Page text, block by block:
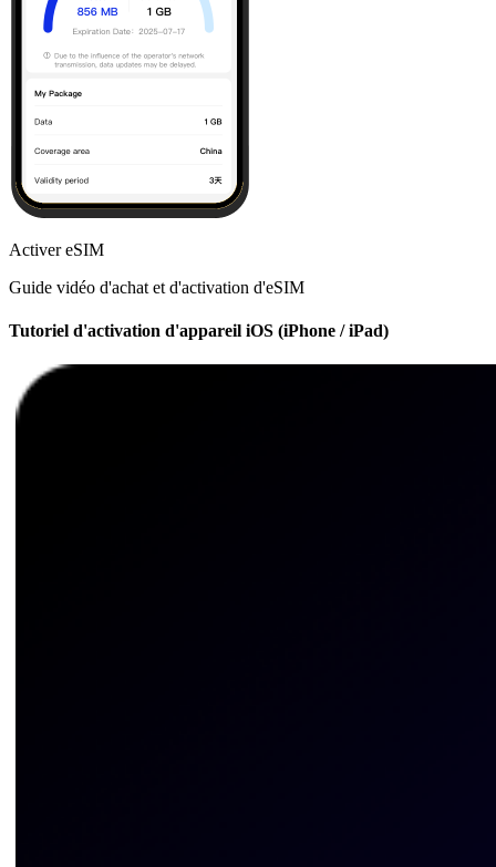
Activer eSIM
Guide vidéo d'achat et d'activation d'eSIM
Tutoriel d'activation d'appareil iOS (iPhone / iPad)